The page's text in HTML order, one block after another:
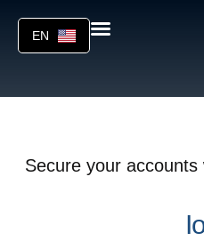
EN
Secure your accounts